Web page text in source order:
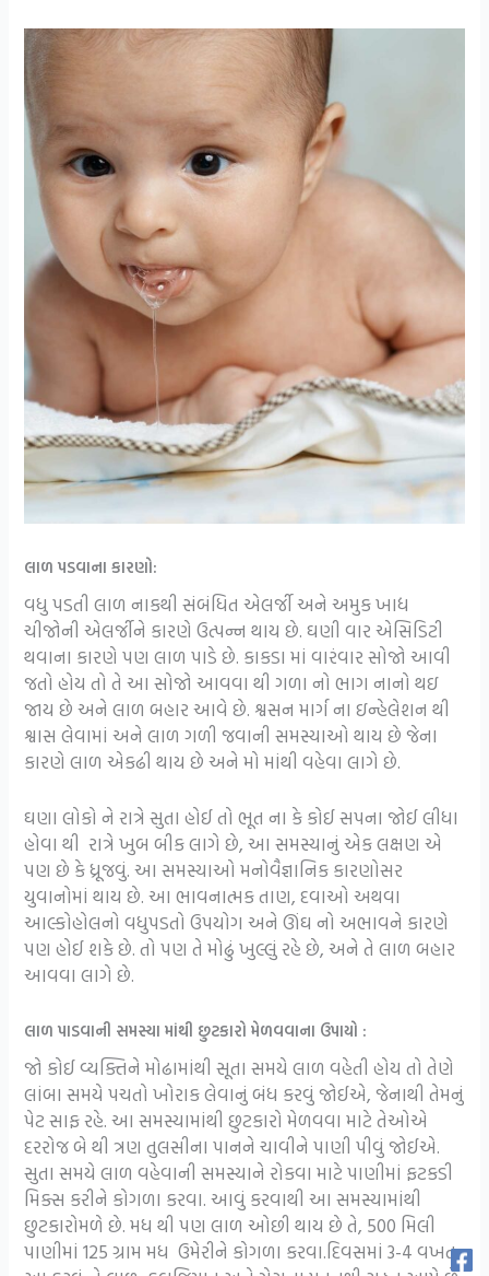
લાળ પડવાના કારણો:
વધુ પડતી લાળ નાકથી સંબંધિત એલર્જી અને અમુક ખાદ્ય
ચીજોની એલર્જીને કારણે ઉત્પન્ન થાય છે. ઘણી વાર એસિડિટી
થવાના કારણે પણ લાળ પાડે છે. કાકડા માં વારંવાર સોજો આવી
જતો હોય તો તે આ સોજો આવવા થી ગળા નો ભાગ નાનો થઇ
જાય છે અને લાળ બહાર આવે છે. શ્વસન માર્ગ ના ઇન્હેલેશન થી
શ્વાસ લેવામાં અને લાળ ગળી જવાની સમસ્યાઓ થાય છે જેના
કારણે લાળ એકઢી થાય છે અને મો માંથી વહેવા લાગે છે.
ઘણા લોકો ને રાત્રે સુતા હોઈ તો ભૂત ના કે કોઈ સપના જોઈ લીધા
હોવા થી રાત્રે ખુબ બીક લાગે છે, આ સમસ્યાનું એક લક્ષણ એ
પણ છે કે ધ્રૂજવું. આ સમસ્યાઓ મનોવૈજ્ઞાનિક કારણોસર
યુવાનોમાં થાય છે. આ ભાવનાત્મક તાણ, દવાઓ અથવા
આલ્કોહોલનો વધુપડતો ઉપયોગ અને ઊંઘ નો અભાવને કારણે
પણ હોઈ શકે છે. તો પણ તે મોઢું ખુલ્લું રહે છે, અને તે લાળ બહાર
આવવા લાગે છે.
લાળ પાડવાની સમસ્યા માંથી છુટકારો મેળવવાના ઉપાયો :
જો કોઈ વ્યક્તિને મોઢામાંથી સૂતા સમયે લાળ વહેતી હોય તો તેણે
લાંબા સમયે પચતો ખોરાક લેવાનું બંધ કરવું જોઈએ, જેનાથી તેમનું
પેટ સાફ રહે. આ સમસ્યામાંથી છુટકારો મેળવવા માટે તેઓએ
દરરોજ બે થી ત્રણ તુલસીના પાનને ચાવીને પાણી પીવું જોઈએ.
સુતા સમયે લાળ વહેવાની સમસ્યાને રોકવા માટે પાણીમાં ફટકડી
મિક્સ કરીને કોગળા કરવા. આવું કરવાથી આ સમસ્યામાંથી
છુટકારોમળે છે. મધ થી પણ લાળ ઓછી થાય છે તે, 500 મિલી
પાણીમાં 125 ગ્રામ મધ ઉમેરીને કોગળા કરવા.દિવસમાં 3-4 વખત